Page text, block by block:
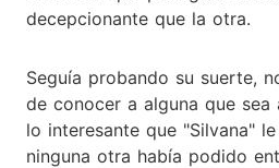
decepcionante que la otra.
Seguía probando su suerte,
de conocer a alguna que
lo interesante que "Silvana"
ninguna otra había podido